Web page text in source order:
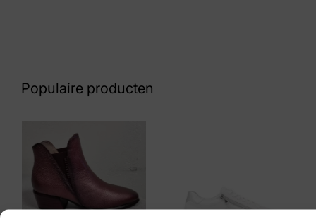
Merk
Post Xchange
Artikelnummer
Populaire producten